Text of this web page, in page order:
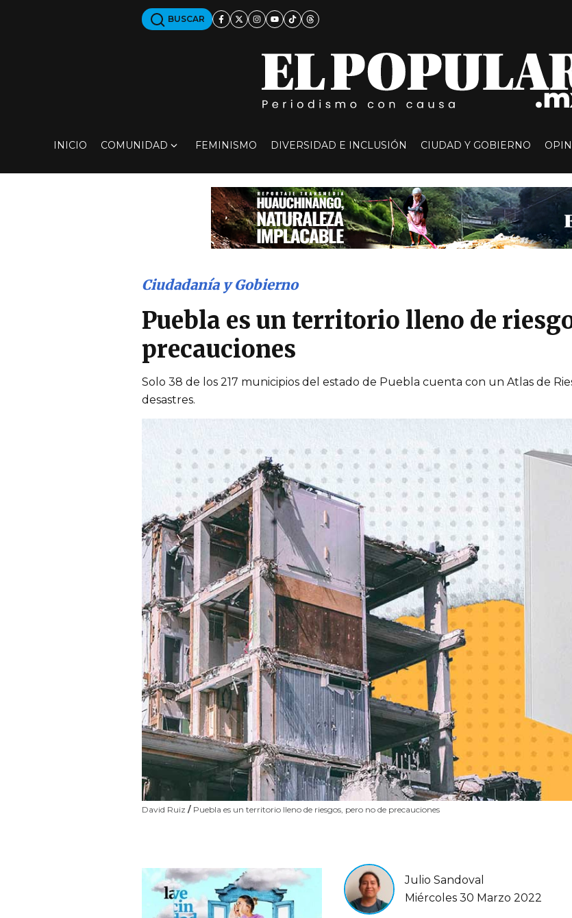
BUSCAR
INICIO COMUNIDAD FEMINISMO DIVERSIDAD E INCLUSIÓN CIUDAD Y GOBIERNO
David Ruiz / Puebla es un territorio lleno de riesgos, pero no de precauciones
Ciudadanía y Gobierno
Puebla es un territorio lleno de
precauciones
Solo 38 de los 217 municipios del estado de Puebla cuenta con un Atlas de
desastres.
Julio Sandoval
Miércoles 30 Marzo 2022